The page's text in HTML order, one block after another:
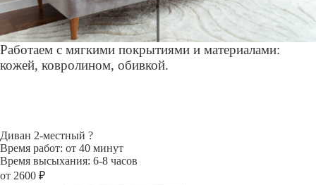
Работаем с мягкими покрытиями и материалами:
кожей, ковролином, обивкой.
Диван 2-местный ?
Время работ: от 40 минут
Время высыхания: 6-8 часов
от 2600 ₽